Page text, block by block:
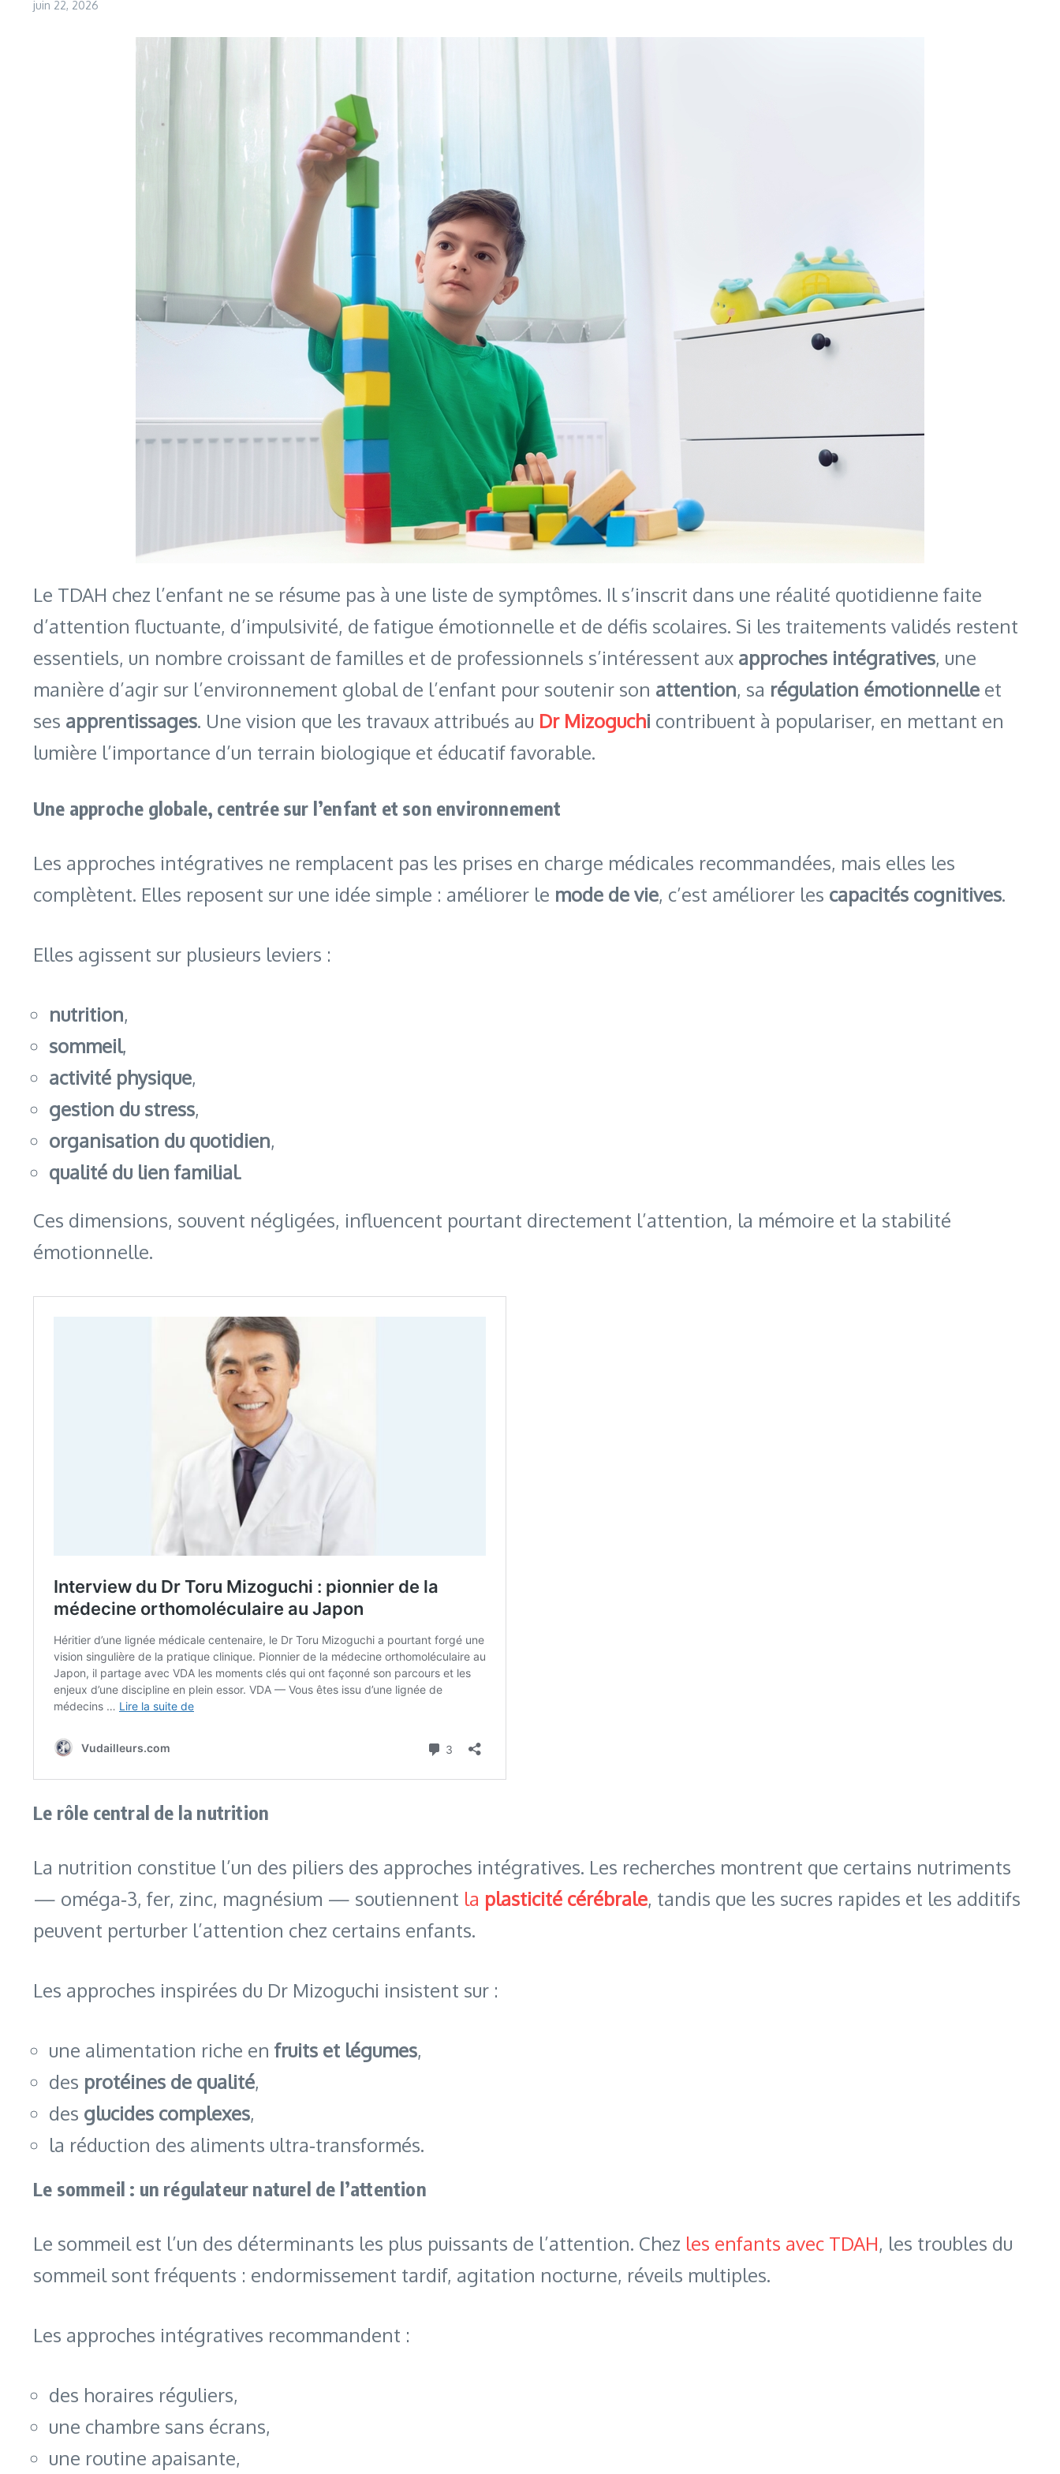
juin 22, 2026
Le TDAH chez l’enfant ne se résume pas à une liste de symptômes. Il s’inscrit dans une réalité quotidienne faite
d’attention fluctuante, d’impulsivité, de fatigue émotionnelle et de défis scolaires. Si les traitements validés restent
essentiels, un nombre croissant de familles et de professionnels s’intéressent aux approches intégratives, une
manière d’agir sur l’environnement global de l’enfant pour soutenir son attention, sa régulation émotionnelle et
ses apprentissages. Une vision que les travaux attribués au Dr Mizoguchi contribuent à populariser, en mettant en
lumière l’importance d’un terrain biologique et éducatif favorable.
Une approche globale, centrée sur l’enfant et son environnement
Les approches intégratives ne remplacent pas les prises en charge médicales recommandées, mais elles les
complètent. Elles reposent sur une idée simple : améliorer le mode de vie, c’est améliorer les capacités cognitives.
Elles agissent sur plusieurs leviers :
nutrition,
sommeil,
activité physique,
gestion du stress,
organisation du quotidien,
qualité du lien familial.
Ces dimensions, souvent négligées, influencent pourtant directement l’attention, la mémoire et la stabilité
émotionnelle.
Le rôle central de la nutrition
La nutrition constitue l’un des piliers des approches intégratives. Les recherches montrent que certains nutriments
— oméga‑3, fer, zinc, magnésium — soutiennent la plasticité cérébrale, tandis que les sucres rapides et les additifs
peuvent perturber l’attention chez certains enfants.
Les approches inspirées du Dr Mizoguchi insistent sur :
une alimentation riche en fruits et légumes,
des protéines de qualité,
des glucides complexes,
la réduction des aliments ultra‑transformés.
Le sommeil : un régulateur naturel de l’attention
Le sommeil est l’un des déterminants les plus puissants de l’attention. Chez les enfants avec TDAH, les troubles du
sommeil sont fréquents : endormissement tardif, agitation nocturne, réveils multiples.
Les approches intégratives recommandent :
des horaires réguliers,
une chambre sans écrans,
une routine apaisante,